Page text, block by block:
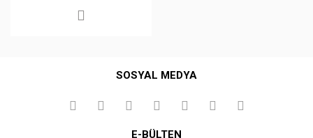
SOSYAL MEDYA
E-BÜLTEN